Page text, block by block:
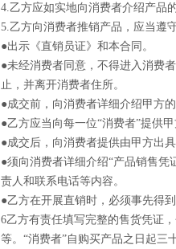
4.乙方应如实地向消费者介绍产品
5.乙方向消费者推销产品，应当遵
●出示《直销员证》和本合同。
●未经消费者同意，不得进入消费
止，并离开消费者住所。
●成交前，向消费者详细介绍甲方
●乙方应当向每一位“消费者”提供
●成交后，向消费者提供由甲方出
●须向消费者详细介绍“产品销售凭
责人和联系电话等内容。
●乙方在开展直销时，必须事先得
6乙方有责任填写完整的售货凭证
等。“消费者”自购买产品之日起三